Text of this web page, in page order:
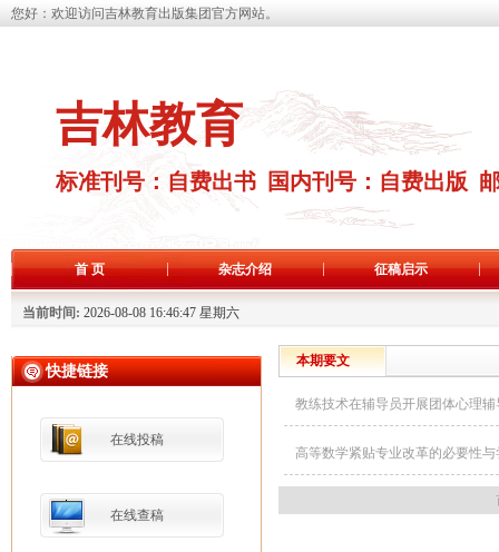
您好：欢迎访问吉林教育出版集团官方网站。
吉林教育
标准刊号：自费出书 国内刊号：自费出版
首 页 杂志介绍 征稿启示
当前时间: 2026-08-08 16:46:47 星期六
快捷链接
在线投稿
在线查稿
本期要文
教练技术在辅导员开展团体心理
高等数学紧贴专业改革的必要性与